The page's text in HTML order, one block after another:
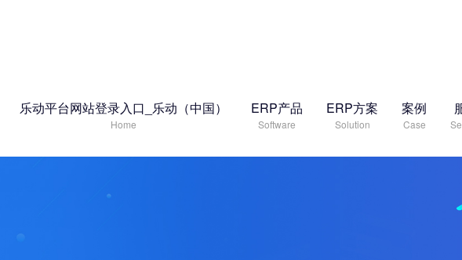
乐动平台网站登录入口_乐动（中国）
Home
ERP产品
Software
ERP方案
Solution
案例
Case